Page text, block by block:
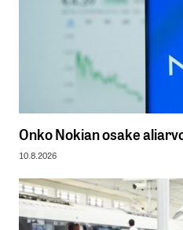
Onko Nokian osake
10.8.2026